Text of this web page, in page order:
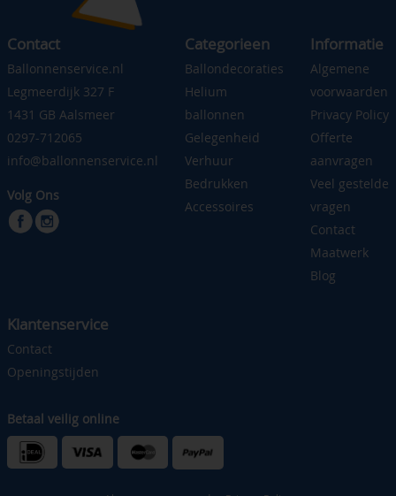
Contact
Ballonnenservice.nl
Legmeerdijk 327 F
1431 GB Aalsmeer
0297-712065
info@ballonnenservice.nl
Volg Ons
Categorieen
Ballondecoraties
Helium
ballonnen
Gelegenheid
Verhuur
Bedrukken
Accessoires
Informatie
Algemene
voorwaarden
Privacy Policy
Offerte
aanvragen
Veel gestelde
vragen
Contact
Maatwerk
Blog
Klantenservice
Contact
Openingstijden
Betaal veilig online